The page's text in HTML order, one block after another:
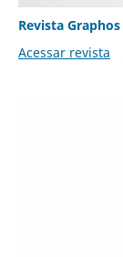
Revista Graphos
Acessar revista